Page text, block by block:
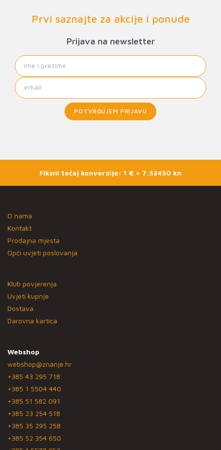
Prvi saznajte za akcije i ponude
Prijava na newsletter
POTVRĐUJEM PRIJAVU
Fiksni tečaj konverzije: 1 € = 7,53450 kn
O nama
Kontakt
Prodajna mjesta
Opći uvjeti poslovanja
Klub povjerenja
Uvjeti kupnje
Dostava
Darovna kartica
Webshop
webshop@znanje.hr
+385 43 295 718
+385 1 5504 440
+385 51 582 091
+385 23 254 518
+385 35 295 258
+385 52 354 650